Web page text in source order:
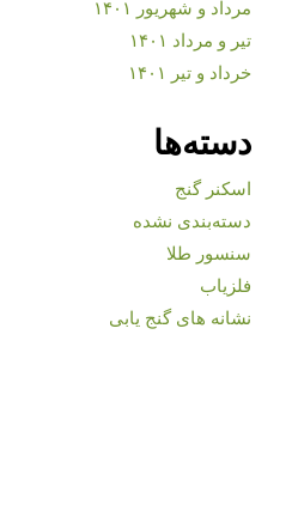
مرداد و شهریور ۱۴۰۱
تیر و مرداد ۱۴۰۱
خرداد و تیر ۱۴۰۱
دسته‌ها
اسکنر گنج
دسته‌بندی نشده
سنسور طلا
فلزیاب
نشانه های گنج یابی